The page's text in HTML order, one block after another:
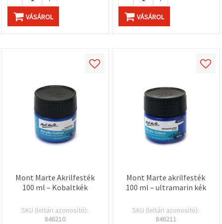
VÁSÁROL VÁSÁROL
Mont Marte Akrilfesték
100 ml – Kobaltkék
SKU (leltári azonosító):
846210
Mont Marte akrilfesték
100 ml – ultramarin kék
SKU (leltári azonosító):
846211